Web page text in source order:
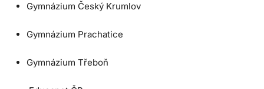
Gymnázium Český Krumlov
Gymnázium Prachatice
Gymnázium Třeboň